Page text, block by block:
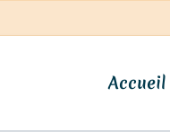
Accueil